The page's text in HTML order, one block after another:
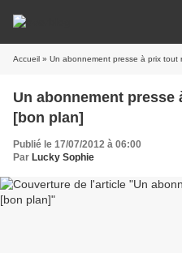
Accueil » Un abonnement presse à prix tout
Un abonnement
[bon plan]
Publié le 17/07/2012 à 06:00
Par Lucky Sophie